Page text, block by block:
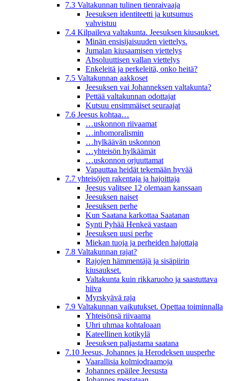
7.3 Valtakunnan tulinen tienraivaaja
Jeesuksen identiteetti ja kutsumus
vahvistuu
7.4 Kilpaileva valtakunta. Jeesuksen kiusaukset.
Minän ensisijaisuuden viettelys.
Jumalan kiusaamisen viettelys
Absoluuttisen vallan viettelys
Enkeleitä ja perkeleitä, onko heitä?
7.5 Valtakunnan aakkoset
Jeesuksen vai Johanneksen valtakunta?
Pettää valtakunnan odottajat
Kutsuu ensimmäiset seuraajat
7.6 Jeesus kohtaa…
…uskonnon riivaamat
…inhomoralismin
…hylkäävän uskonnon
…yhteisön hylkäämät
…uskonnon orjuuttamat
Vapauttaa heidät tekemään hyvää
7.7 yhteisöjen rakentaja ja hajoittaja
Jeesus valitsee 12 olemaan kanssaan
Jeesuksen naiset
Jeesuksen perhe
Kun Saatana karkottaa Saatanan
Synti Pyhää Henkeä vastaan
Jeesuksen uusi perhe
Miekan tuoja ja perheiden hajottaja
7.8 Valtakunnan rajat?
Rajojen hämmentäjä ja sisäpiirin
kiusaukset.
Valtakunta kuin rikkaruoho ja saastuttava
hiiva
Myrskyävä raja
7.9 Valtakunnan vaikutukset. Opettaa toiminnalla
Yhteisönsä riivaama
Uhri uhmaa kohtaloaan
Kateellinen kotikylä
Jeesuksen paljastama saatana
7.10 Jeesus, Johannes ja Herodeksen uusperhe
Vaarallisia kolmiodraamoja
Johannes epäilee Jeesusta